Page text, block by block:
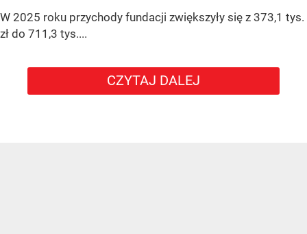
W 2025 roku przychody fundacji zwiększyły się z 373,1 tys.
zł do 711,3 tys....
CZYTAJ DALEJ